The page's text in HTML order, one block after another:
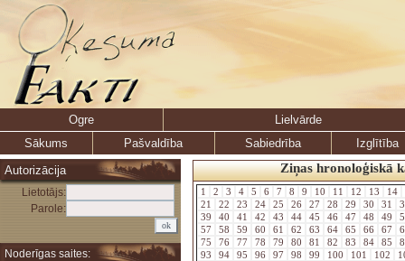
Ogre
Lielvārde
Sākums
Pašvaldība Sabiedrība
Izglītība
Autorizācija
Lietotājs:
Parole:
Noderīgas saites:
Ziņas hronoloģiskā
1 2 3 4 5 6 7 8 9 10 11 12 13 14
21
22 23 24 25 26 27 28 29 30 31
39
40 41 42 43 44 45 46 47 48 49
57
58 59 60 61 62 63 64 65 66 67
75
76 77 78 79 80 81 82 83 84 85
93
94 95 96 97 98 99 100 101 102